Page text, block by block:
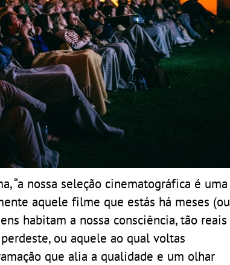
“a nossa seleção cinematográfica é uma
aquele filme que estás há meses (ou
habitam a nossa consciência, tão reais
ou aquele ao qual voltas
que alia a qualidade e um olhar